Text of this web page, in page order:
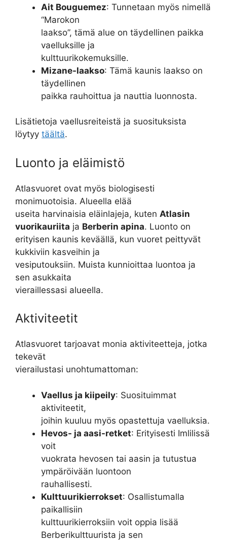
Ait Bouguemez: Tunnetaan myös nimellä
“Marokon
laakso”, tämä alue on täydellinen paikka
vaelluksille ja
kulttuurikokemuksille.
Mizane-laakso: Tämä kaunis laakso on
täydellinen
paikka rauhoittua ja nauttia luonnosta.
Lisätietoja vaellusreiteistä ja suosituksista
löytyy täältä.
Luonto ja eläimistö
Atlasvuoret ovat myös biologisesti
monimuotoisia. Alueella elää
useita harvinaisia eläinlajeja, kuten Atlasin
vuorikauriita ja Berberin apina. Luonto on
erityisen kaunis keväällä, kun vuoret peittyvät
kukkiviin kasveihin ja
vesiputouksiin. Muista kunnioittaa luontoa ja
sen asukkaita
vieraillessasi alueella.
Aktiviteetit
Atlasvuoret tarjoavat monia aktiviteetteja, jotka
tekevät
vierailustasi unohtumattoman:
Vaellus ja kiipeily: Suosituimmat
aktiviteetit,
joihin kuuluu myös opastettuja vaelluksia.
Hevos- ja aasi-retket: Erityisesti Imlilissä
voit
vuokrata hevosen tai aasin ja tutustua
ympäröivään luontoon
rauhallisesti.
Kulttuurikierrokset: Osallistumalla
paikallisiin
kulttuurikierroksiin voit oppia lisää
Berberikulttuurista ja sen